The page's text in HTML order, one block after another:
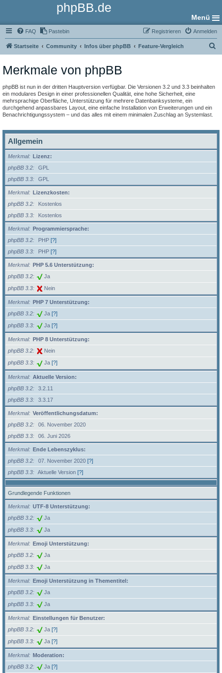
phpBB.de
Menü
FAQ Pastebin Anmelden
Registrieren
Startseite Community Infos über phpBB Feature-Vergleich
Merkmale von phpBB
phpBB ist nun in der dritten Hauptversion verfügbar. Die Versionen 3.2 und 3.3 beinhalten
ein modulares Design in einer professionellen Qualität, eine hohe Sicherheit, eine
mehrsprachige Oberfläche, Unterstützung für mehrere Datenbanksysteme, ein
durchgehend anpassbares Layout, eine einfache Installation von Erweiterungen und ein
Benachrichtigungssystem – und das alles mit einem minimalen Zuschlag an Systemlast.
Allgemein
Merkmal
Lizenz:
phpBB 3.2
GPL
phpBB 3.3
GPL
Merkmal
Lizenzkosten:
phpBB 3.2
Kostenlos
phpBB 3.3
Kostenlos
Merkmal
Programmiersprache:
phpBB 3.2
PHP [?]
phpBB 3.3
PHP [?]
Merkmal
PHP 5.6 Unterstützung:
phpBB 3.2
Ja
phpBB 3.3 Nein
Merkmal
PHP 7 Unterstützung:
phpBB 3.2
Ja [?]
phpBB 3.3 Ja [?]
Merkmal
PHP 8 Unterstützung:
phpBB 3.2
Nein
phpBB 3.3 Ja [?]
Merkmal
Aktuelle Version:
phpBB 3.2
3.2.11
phpBB 3.3
3.3.17
Merkmal
Veröffentlichungsdatum:
phpBB 3.2
06. November 2020
phpBB 3.3
06. Juni 2026
Merkmal
Ende Lebenszyklus:
phpBB 3.2
07. November 2020 [?]
phpBB 3.3
Aktuelle Version [?]
Grundlegende Funktionen
Merkmal
UTF-8 Unterstützung:
phpBB 3.2
Ja
phpBB 3.3 Ja
Merkmal
Emoji Unterstützung:
phpBB 3.2
Ja
phpBB 3.3 Ja
Merkmal
Emoji Unterstützung in Thementitel:
phpBB 3.2
Ja
phpBB 3.3 Ja
Merkmal
Einstellungen für Benutzer:
phpBB 3.2
Ja [?]
phpBB 3.3 Ja [?]
Merkmal
Moderation:
phpBB 3.2
Ja [?]